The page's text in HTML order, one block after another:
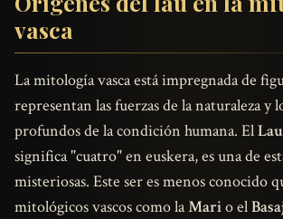
vasca
La mitología vasca está impregnada de
representan las fuerzas de la naturaleza y
profundos de la condición humana. ElLau
significa "cuatro" en euskera, es una de
misteriosas. Este ser es menos conocido
mitológicos vascos como laMario el